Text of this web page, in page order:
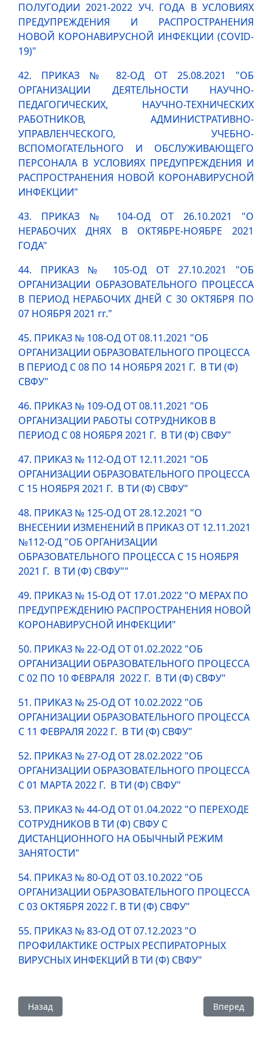
ПОЛУГОДИИ 2021-2022 УЧ. ГОДА В УСЛОВИЯХ
ПРЕДУПРЕЖДЕНИЯ И РАСПРОСТРАНЕНИЯ
НОВОЙ КОРОНАВИРУСНОЙ ИНФЕКЦИИ (COVID-
19)"
42. ПРИКАЗ № 82-ОД ОТ 25.08.2021 "ОБ
ОРГАНИЗАЦИИ ДЕЯТЕЛЬНОСТИ НАУЧНО-
ПЕДАГОГИЧЕСКИХ, НАУЧНО-ТЕХНИЧЕСКИХ
РАБОТНИКОВ, АДМИНИСТРАТИВНО-
УПРАВЛЕНЧЕСКОГО, УЧЕБНО-
ВСПОМОГАТЕЛЬНОГО И ОБСЛУЖИВАЮЩЕГО
ПЕРСОНАЛА В УСЛОВИЯХ ПРЕДУПРЕЖДЕНИЯ И
РАСПРОСТРАНЕНИЯ НОВОЙ КОРОНАВИРУСНОЙ
ИНФЕКЦИИ"
43. ПРИКАЗ № 104-ОД ОТ 26.10.2021 "О
НЕРАБОЧИХ ДНЯХ В ОКТЯБРЕ-НОЯБРЕ 2021
ГОДА"
44. ПРИКАЗ № 105-ОД ОТ 27.10.2021 "ОБ
ОРГАНИЗАЦИИ ОБРАЗОВАТЕЛЬНОГО ПРОЦЕССА
В ПЕРИОД НЕРАБОЧИХ ДНЕЙ С 30 ОКТЯБРЯ ПО
07 НОЯБРЯ 2021 гг."
45. ПРИКАЗ № 108-ОД ОТ 08.11.2021 "ОБ
ОРГАНИЗАЦИИ ОБРАЗОВАТЕЛЬНОГО ПРОЦЕССА
В ПЕРИОД С 08 ПО 14 НОЯБРЯ 2021 Г. В ТИ (Ф)
СВФУ"
46. ПРИКАЗ № 109-ОД ОТ 08.11.2021 "ОБ
ОРГАНИЗАЦИИ РАБОТЫ СОТРУДНИКОВ В
ПЕРИОД С 08 НОЯБРЯ 2021 Г. В ТИ (Ф) СВФУ"
47. ПРИКАЗ № 112-ОД ОТ 12.11.2021 "ОБ
ОРГАНИЗАЦИИ ОБРАЗОВАТЕЛЬНОГО ПРОЦЕССА
С 15 НОЯБРЯ 2021 Г. В ТИ (Ф) СВФУ"
48. ПРИКАЗ № 125-ОД ОТ 28.12.2021 "О
ВНЕСЕНИИ ИЗМЕНЕНИЙ В ПРИКАЗ ОТ 12.11.2021
№112-ОД "ОБ ОРГАНИЗАЦИИ
ОБРАЗОВАТЕЛЬНОГО ПРОЦЕССА С 15 НОЯБРЯ
2021 Г. В ТИ (Ф) СВФУ""
49. ПРИКАЗ № 15-ОД ОТ 17.01.2022 "О МЕРАХ ПО
ПРЕДУПРЕЖДЕНИЮ РАСПРОСТРАНЕНИЯ НОВОЙ
КОРОНАВИРУСНОЙ ИНФЕКЦИИ"
50. ПРИКАЗ № 22-ОД ОТ 01.02.2022 "ОБ
ОРГАНИЗАЦИИ ОБРАЗОВАТЕЛЬНОГО ПРОЦЕССА
С 02 ПО 10 ФЕВРАЛЯ 2022 Г. В ТИ (Ф) СВФУ"
51. ПРИКАЗ № 25-ОД ОТ 10.02.2022 "ОБ
ОРГАНИЗАЦИИ ОБРАЗОВАТЕЛЬНОГО ПРОЦЕССА
С 11 ФЕВРАЛЯ 2022 Г. В ТИ (Ф) СВФУ"
52. ПРИКАЗ № 27-ОД ОТ 28.02.2022 "ОБ
ОРГАНИЗАЦИИ ОБРАЗОВАТЕЛЬНОГО ПРОЦЕССА
С 01 МАРТА 2022 Г. В ТИ (Ф) СВФУ"
53. ПРИКАЗ № 44-ОД ОТ 01.04.2022 "О ПЕРЕХОДЕ
СОТРУДНИКОВ В ТИ (Ф) СВФУ С
ДИСТАНЦИОННОГО НА ОБЫЧНЫЙ РЕЖИМ
ЗАНЯТОСТИ"
54. ПРИКАЗ № 80-ОД ОТ 03.10.2022 "ОБ
ОРГАНИЗАЦИИ ОБРАЗОВАТЕЛЬНОГО ПРОЦЕССА
С 03 ОКТЯБРЯ 2022 Г. В ТИ (Ф) СВФУ"
55. ПРИКАЗ № 83-ОД ОТ 07.12.2023 "О
ПРОФИЛАКТИКЕ ОСТРЫХ РЕСПИРАТОРНЫХ
ВИРУСНЫХ ИНФЕКЦИЙ В ТИ (Ф) СВФУ"
Предыдущий: Сведения об электронных сервисах (для
Назад Следующий:
Вперед